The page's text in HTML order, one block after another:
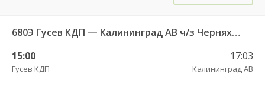
680Э Гусев КДП — Калининград АВ ч/з Черняховск АС
15:00
Гусев КДП
17:03
Калининград АВ